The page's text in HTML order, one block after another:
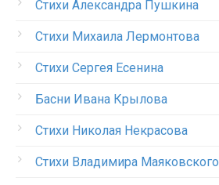
Стихи Александра Пушкина
Стихи Михаила Лермонтова
Стихи Сергея Есенина
Басни Ивана Крылова
Стихи Николая Некрасова
Стихи Владимира Маяковского